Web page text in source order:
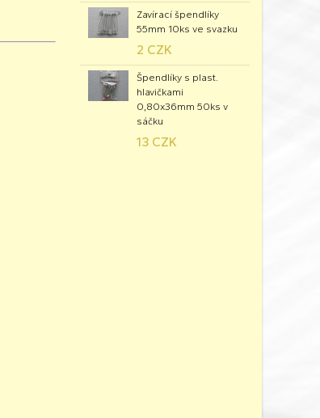
Zavírací špendlíky
55mm 10ks ve svazku
2 CZK
Špendlíky s plast.
hlavičkami
0,80x36mm 50ks v
sáčku
13 CZK